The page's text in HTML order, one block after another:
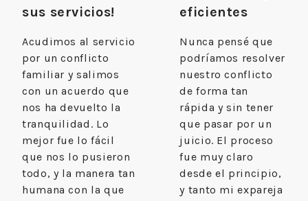
sus servicios!
Acudimos al servicio
por un conflicto
familiar y salimos
con un acuerdo que
nos ha devuelto la
tranquilidad. Lo
mejor fue lo fácil
que nos lo pusieron
todo, y la manera tan
humana con la que
eficientes
Nunca pensé que
podríamos resolver
nuestro conflicto
de forma tan
rápida y sin tener
que pasar por un
juicio. El proceso
fue muy claro
desde el principio,
y tanto mi expareja